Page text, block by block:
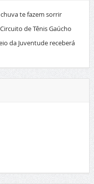
te fazem sorrir
de Tênis Gaúcho
da Juventude receberá